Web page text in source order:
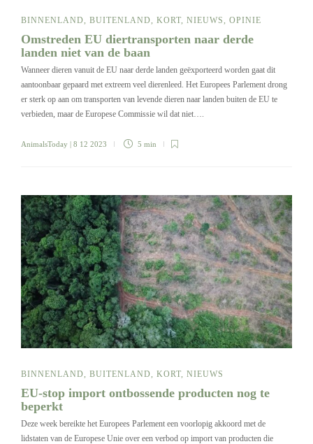
BINNENLAND, BUITENLAND, KORT, NIEUWS, OPINIE
Omstreden EU diertransporten naar derde
landen niet van de baan
Wanneer dieren vanuit de EU naar derde landen geëxporteerd worden gaat dit
aantoonbaar gepaard met extreem veel dierenleed. Het Europees Parlement drong
er sterk op aan om transporten van levende dieren naar landen buiten de EU te
verbieden, maar de Europese Commissie wil dat niet….
AnimalsToday | 8 12 2023 5 min
BINNENLAND, BUITENLAND, KORT, NIEUWS
EU-stop import ontbossende producten nog te
beperkt
Deze week bereikte het Europees Parlement een voorlopig akkoord met de
lidstaten van de Europese Unie over een verbod op import van producten die